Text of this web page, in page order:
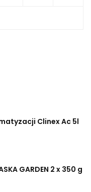
Clinex Ac 5l
GARDEN 2 x 350 g